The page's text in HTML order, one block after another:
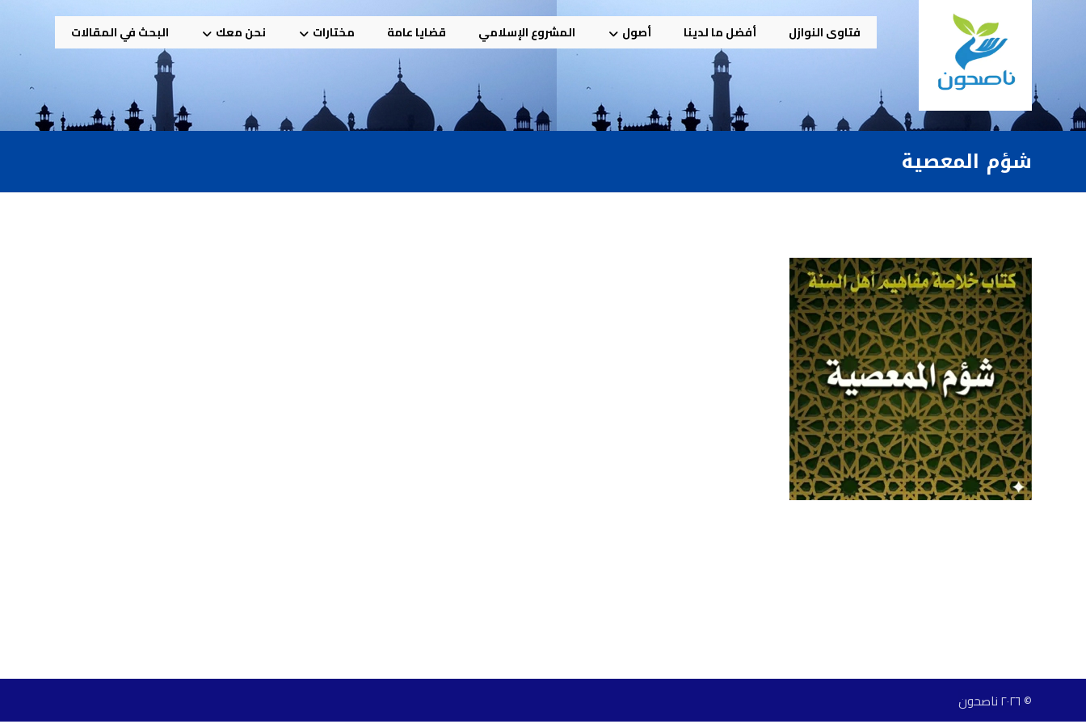
فتاوى النوازل أفضل ما لدينا أصول المشروع الإسلامي قضايا عامة مختارات نحن معك البحث في المقالات
شؤم المعصية
© ٢٠٢٦ ناصحون